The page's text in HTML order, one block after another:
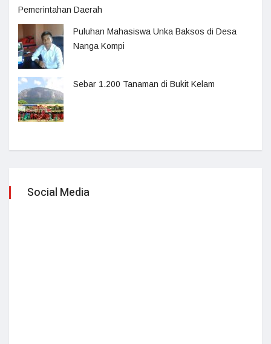
Pemerintahan Daerah
Puluhan Mahasiswa Unka Baksos di Desa
Nanga Kompi
Sebar 1.200 Tanaman di Bukit Kelam
Social Media